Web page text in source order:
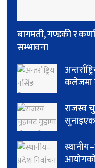
बागमती, गण्डकी र
सम्भावना
कलेजमा
राजस्व
आयोगको